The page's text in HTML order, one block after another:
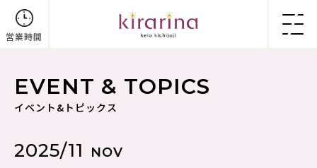
営業時間
EVENT & TOPICS
イベント&トピックス
2025/11 NOV